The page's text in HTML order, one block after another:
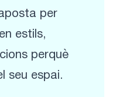
per
estils,
perquè
seu espai.